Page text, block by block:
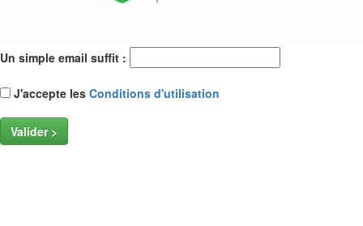
Un simple email suffit :
J'accepte les Conditions d'utilisation
Valider >